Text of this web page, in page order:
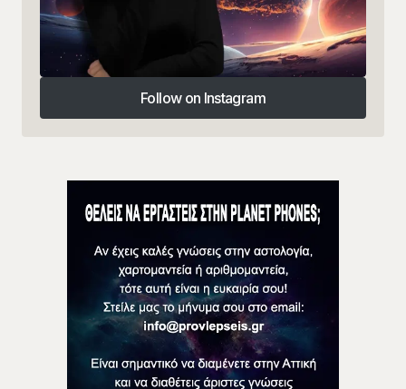
Follow on Instagram
Follow on Instagram